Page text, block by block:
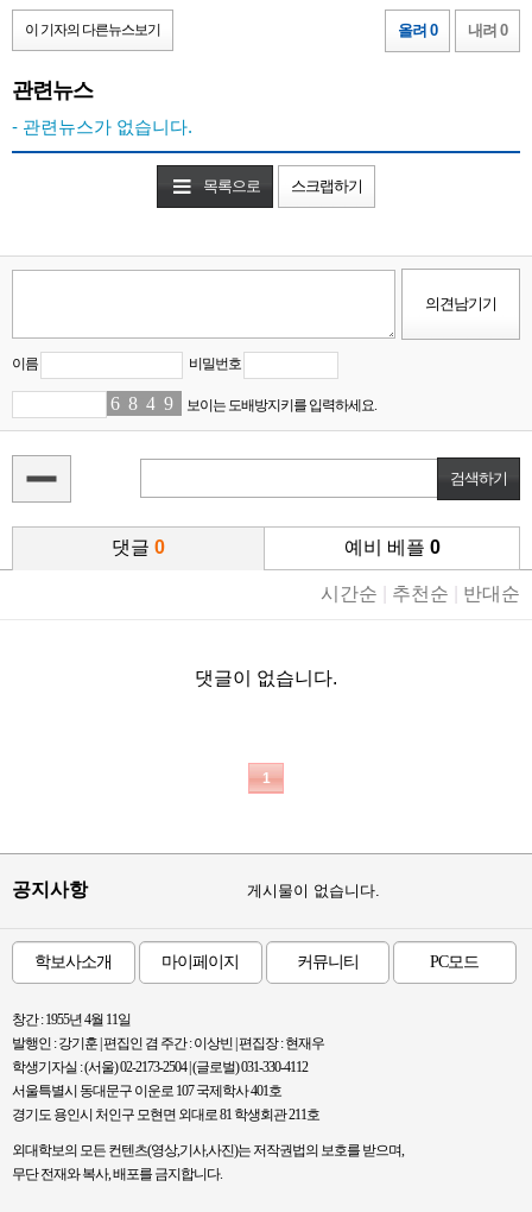
이 기자의 다른뉴스보기 올려 0 내려 0
관련뉴스
- 관련뉴스가 없습니다.
목록으로 스크랩하기
이름 비밀번호
69 85 4 9 보이는 도배방지키를 입력하세요.
댓글 0 예비 베플 0
시간순 추천순 반대순
댓글이 없습니다.
1
공지사항 게시물이 없습니다.
학보사소개 마이페이지 커뮤니티 PC모드
창간 : 1955년 4월 11일
발행인 : 강기훈 | 편집인 겸 주간 : 이상빈 | 편집장 : 현재우
학생기자실 : (서울) 02-2173-2504 | (글로벌) 031-330-4112
서울특별시 동대문구 이운로 107 국제학사 401호
경기도 용인시 처인구 모현면 외대로 81 학생회관 211호
외대학보의 모든 컨텐츠(영상,기사,사진)는 저작권법의 보호를 받으며,
무단 전재와 복사, 배포를 금지합니다.